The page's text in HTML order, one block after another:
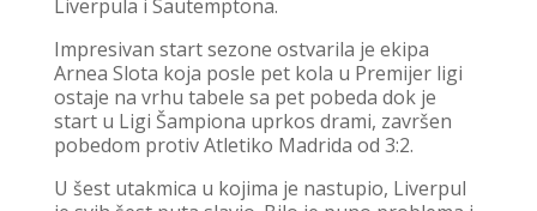
Liverpula i Sautemptona.
Impresivan start sezone ostvarila je ekipa
Arnea Slota koja posle pet kola u Premijer ligi
ostaje na vrhu tabele sa pet pobeda dok je
start u Ligi Šampiona uprkos drami, završen
pobedom protiv Atletiko Madrida od 3:2.
U šest utakmica u kojima je nastupio, Liverpul